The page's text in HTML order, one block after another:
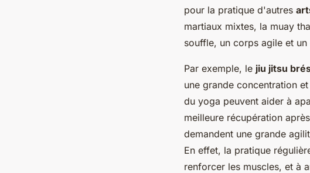
pour la pratique d'autres
martiaux mixtes, la muay
souffle, un corps agile et un
Par exemple, le jiu jitsu
une grande concentration
du yoga peuvent aider à
meilleure récupération
demandent une grande
En effet, la pratique
renforcer les muscles, et à